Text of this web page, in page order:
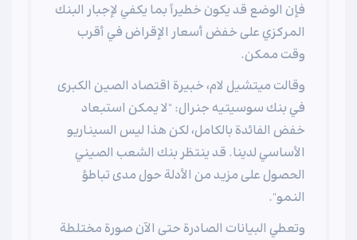
فإن الوضع قد يكون خطيراً بما يكفي لإجبار البنك
المركزي على خفض أسعار الإقراض في أقرب
وقت ممكن.
وقالت ميتشيل لام، خبيرة اقتصاد الصين الكبرى
في بنك سوسيتيه جنرال: "لا يمكن استبعاد
خفض الفائدة بالكامل، لكن هذا ليس السيناريو
الأساسي لدينا. قد ينتظر بنك الشعب الصيني
الحصول على مزيد من الأدلة حول مدى تباطؤ
النمو".
وتعطي البيانات الصادرة حتى الآن صورة مختلطة